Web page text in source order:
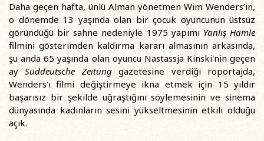
Daha geçen hafta, ünlü Alman yönetmen Wim Wenders’in,
o dönemde 13 yaşında olan bir çocuk oyuncunun üstsüz
göründüğü bir sahne nedeniyle 1975 yapımı Yanlış Hamle
filmini gösterimden kaldırma kararı almasının arkasında,
şu anda 65 yaşında olan oyuncu Nastassja Kinski'nin geçen
aySüddeutsche Zeitunggazetesine verdiği röportajda,
Wenders'ı filmi değiştirmeye ikna etmek için 15 yıldır
başarısız bir şekilde uğraştığını söylemesinin ve sinema
dünyasında kadınların sesini yükseltmesinin etkili olduğu
açık.